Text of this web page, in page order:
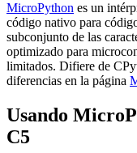
MicroPython es un
código nativo para
subconjunto de las
optimizado para
limitados. Difiere de
diferencias en la página
Usando
C5